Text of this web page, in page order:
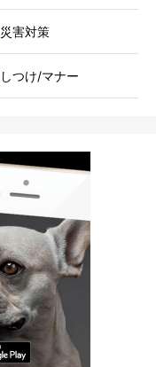
災害対策
しつけ/マナー